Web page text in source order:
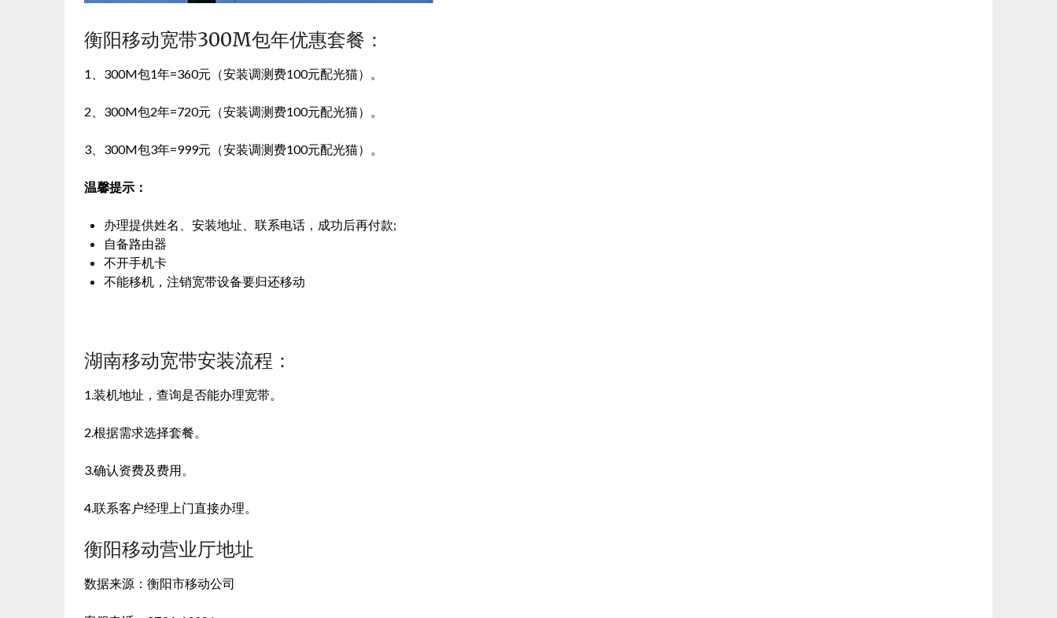
衡阳移动宽带300M包年优惠套餐：
1、300M包1年=360元（安装调测费100元配光猫）。
2、300M包2年=720元（安装调测费100元配光猫）。
3、300M包3年=999元（安装调测费100元配光猫）。
温馨提示：
办理提供姓名、安装地址、联系电话，成功后再付款;
自备路由器
不开手机卡
不能移机，注销宽带设备要归还移动
湖南移动宽带安装流程：
1.装机地址，查询是否能办理宽带。
2.根据需求选择套餐。
3.确认资费及费用。
4.联系客户经理上门直接办理。
衡阳移动营业厅地址
数据来源：衡阳市移动公司